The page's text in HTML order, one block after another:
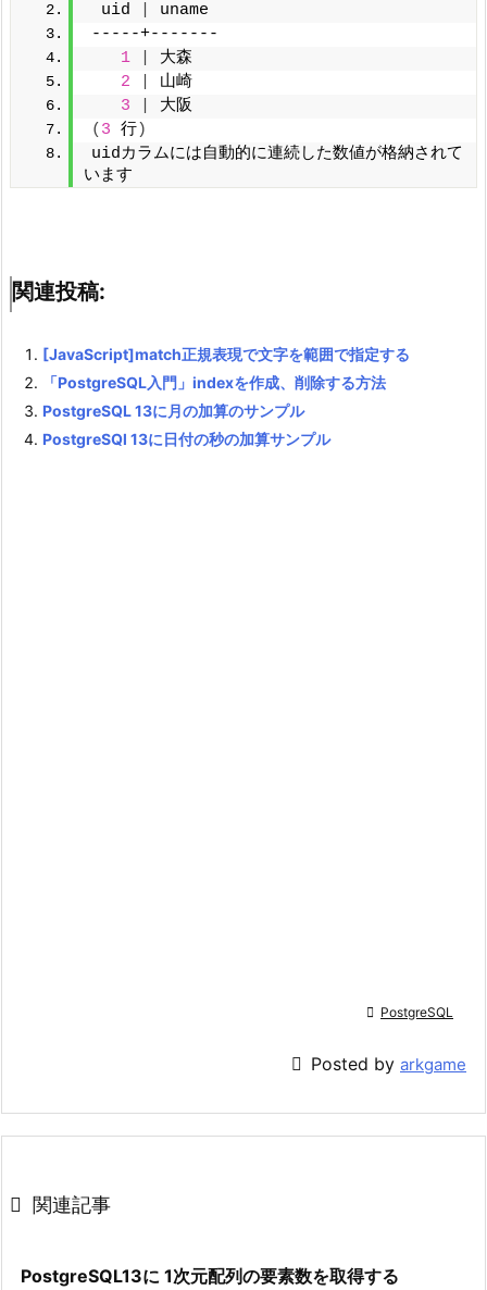
uid
uname
-----+-------
1
大森
2
山崎
3
大阪
( 3 行)
uidカラムには自動的に連続した数値が格納されて
います
関連投稿:
[JavaScript]match正規表現で文字を範囲で指定する
「PostgreSQL入門」indexを作成、削除する方法
PostgreSQL 13に月の加算のサンプル
PostgreSQl 13に日付の秒の加算サンプル
 PostgreSQL
 Posted by arkgame
 関連記事
PostgreSQL13に 1次元配列の要素数を取得する